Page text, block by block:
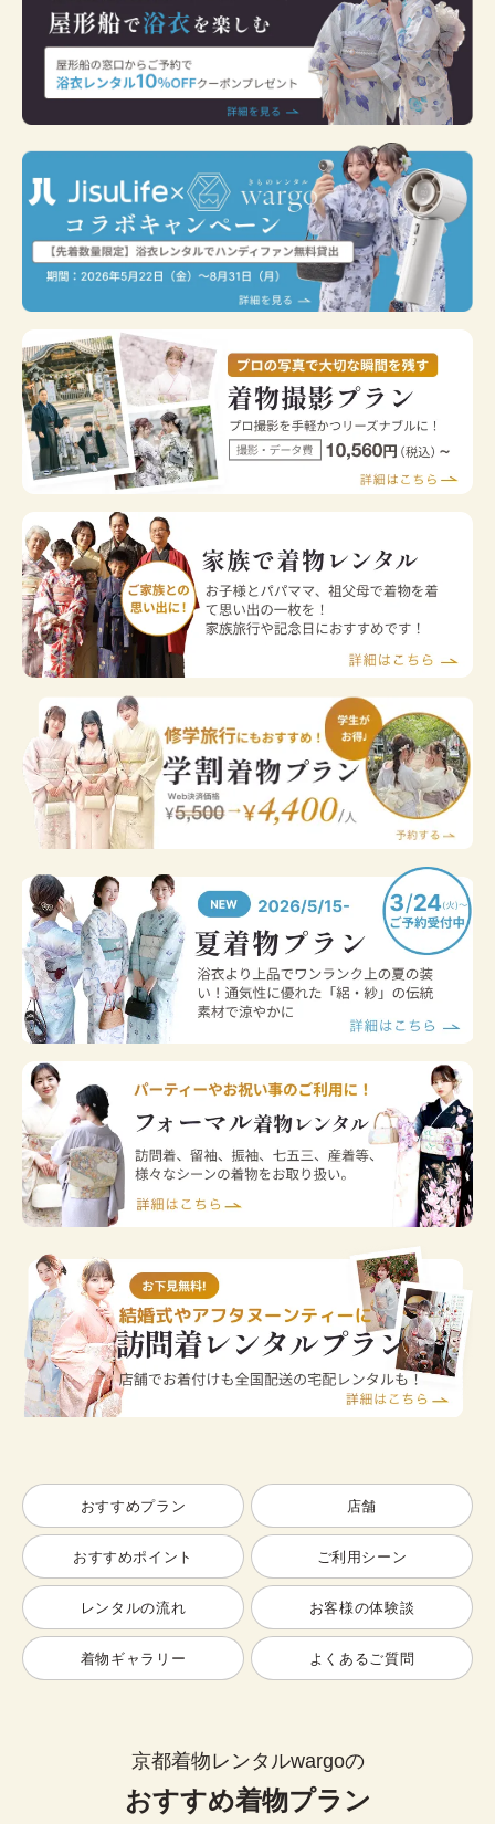
おすすめプラン 店舗
おすすめポイント ご利用シーン
レンタルの流れ お客様の体験談
着物ギャラリー よくあるご質問
京都着物レンタルwargoの
おすすめ着物プラン